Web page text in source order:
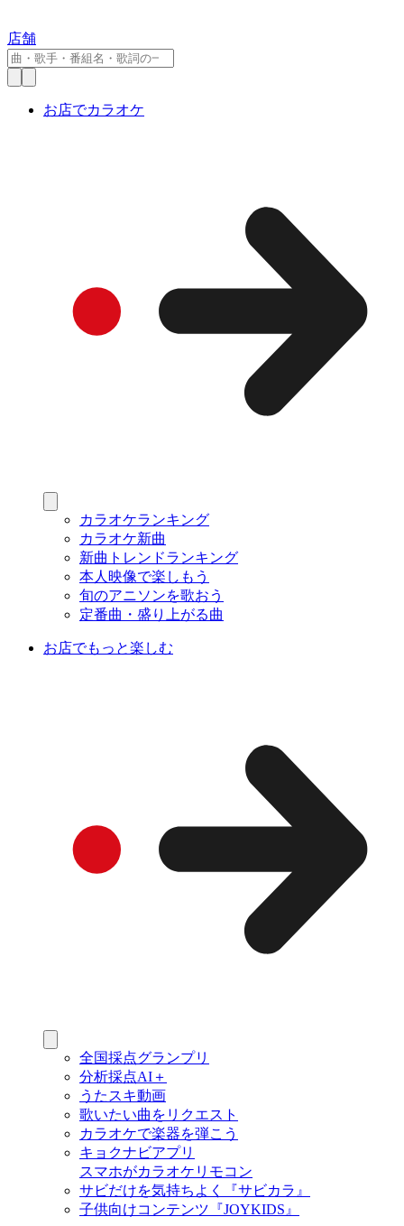
店舗
お店でカラオケ
カラオケランキング
カラオケ新曲
新曲トレンドランキング
本人映像で楽しもう
旬のアニソンを歌おう
定番曲・盛り上がる曲
お店でもっと楽しむ
全国採点グランプリ
分析採点AI＋
うたスキ動画
歌いたい曲をリクエスト
カラオケで楽器を弾こう
キョクナビアプリ
スマホがカラオケリモコン
サビだけを気持ちよく『サビカラ』
子供向けコンテンツ『JOYKIDS』